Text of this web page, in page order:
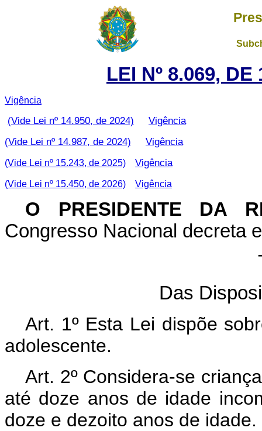
LEI Nº 8.069,
Vigência
(Vide Lei nº 14.950, de 2024)
Vigência
(Vide Lei nº 14.987, de 2024)
Vigência
(Vide Lei nº 15.243, de 2025) Vigência
(Vide Lei nº 15.450, de 2026) Vigência
O PRESIDENTE DA
Congresso Nacional decreta
Das
Art. 1º Esta Lei dispõe
adolescente.
Art. 2º Considera-se
até doze anos de idade
doze e dezoito anos de idade.